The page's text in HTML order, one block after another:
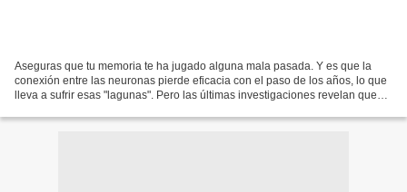
Aseguras que tu memoria te ha jugado alguna mala pasada. Y es que la
conexión entre las neuronas pierde eficacia con el paso de los años, lo que
lleva a sufrir esas "lagunas". Pero las últimas investigaciones revelan que